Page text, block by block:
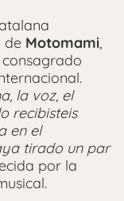
de Motomami
la voz, el
recibisteis
en el
tirado un par
por la